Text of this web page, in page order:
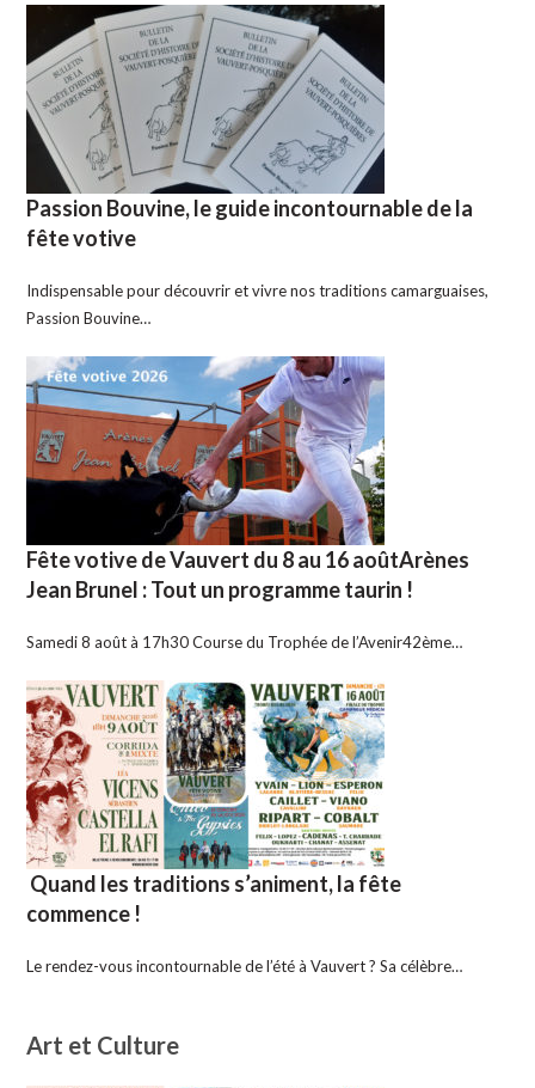
Passion Bouvine, le guide incontournable de la
fête votive
Indispensable pour découvrir et vivre nos traditions camarguaises,
Passion Bouvine…
Fête votive de Vauvert du 8 au 16 aoûtArènes
Jean Brunel : Tout un programme taurin !
Samedi 8 août à 17h30 Course du Trophée de l’Avenir42ème…
Quand les traditions s’animent, la fête
commence !
Le rendez-vous incontournable de l’été à Vauvert ? Sa célèbre…
Art et Culture